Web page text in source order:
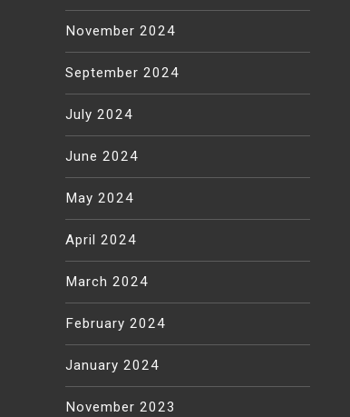
November 2024
September 2024
July 2024
June 2024
May 2024
April 2024
March 2024
February 2024
January 2024
November 2023